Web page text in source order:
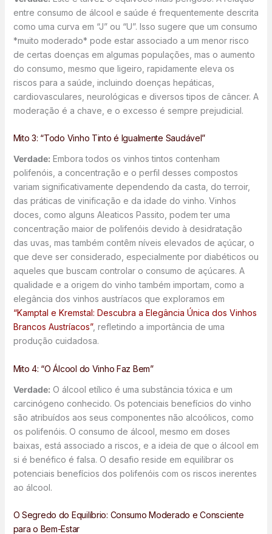
entre consumo de álcool e saúde é frequentemente descrita
como uma curva em “J” ou “U”. Isso sugere que um consumo
*muito moderado* pode estar associado a um menor risco
de certas doenças em algumas populações, mas o aumento
do consumo, mesmo que ligeiro, rapidamente eleva os
riscos para a saúde, incluindo doenças hepáticas,
cardiovasculares, neurológicas e diversos tipos de câncer. A
moderação é a chave, e o excesso é sempre prejudicial.
Mito 3: “Todo Vinho Tinto é Igualmente Saudável”
Verdade: Embora todos os vinhos tintos contenham
polifenóis, a concentração e o perfil desses compostos
variam significativamente dependendo da casta, do terroir,
das práticas de vinificação e da idade do vinho. Vinhos
doces, como alguns Aleaticos Passito, podem ter uma
concentração maior de polifenóis devido à desidratação
das uvas, mas também contêm níveis elevados de açúcar, o
que deve ser considerado, especialmente por diabéticos ou
aqueles que buscam controlar o consumo de açúcares. A
qualidade e a origem do vinho também importam, como a
elegância dos vinhos austríacos que exploramos em
“Kamptal e Kremstal: Descubra a Elegância Única dos Vinhos
Brancos Austríacos”, refletindo a importância de uma
produção cuidadosa.
Mito 4: “O Álcool do Vinho Faz Bem”
Verdade: O álcool etílico é uma substância tóxica e um
carcinógeno conhecido. Os potenciais benefícios do vinho
são atribuídos aos seus componentes não alcoólicos, como
os polifenóis. O consumo de álcool, mesmo em doses
baixas, está associado a riscos, e a ideia de que o álcool em
si é benéfico é falsa. O desafio reside em equilibrar os
potenciais benefícios dos polifenóis com os riscos inerentes
ao álcool.
O Segredo do Equilíbrio: Consumo Moderado e Consciente
para o Bem-Estar